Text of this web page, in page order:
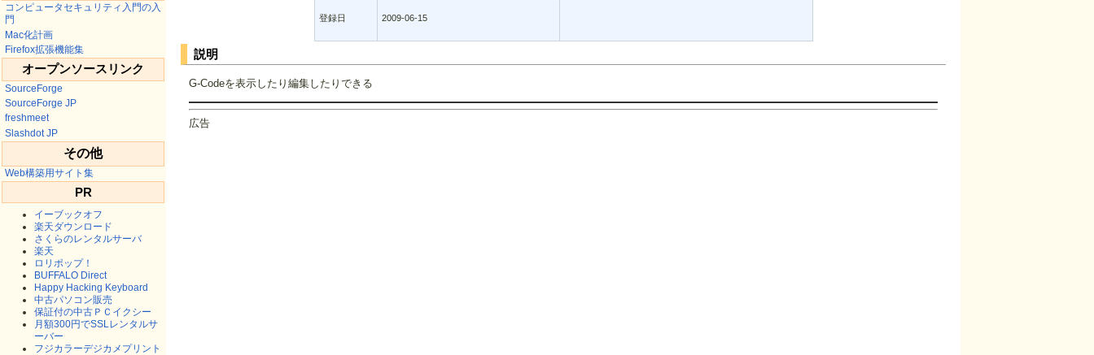
コンピュータセキュリティ入門の入
門
Mac化計画
Firefox拡張機能集
オープンソースリンク
SourceForge
SourceForge JP
freshmeet
Slashdot JP
その他
Web構築用サイト集
PR
イーブックオフ
楽天ダウンロード
さくらのレンタルサーバ
楽天
ロリポップ！
BUFFALO Direct
Happy Hacking Keyboard
中古パソコン販売
保証付の中古ＰＣイクシー
月額300円でSSLレンタルサ
ーバー
フジカラーデジカメプリント
登録日 2009-06-15
説明
G-Codeを表示したり編集したりできる
広告